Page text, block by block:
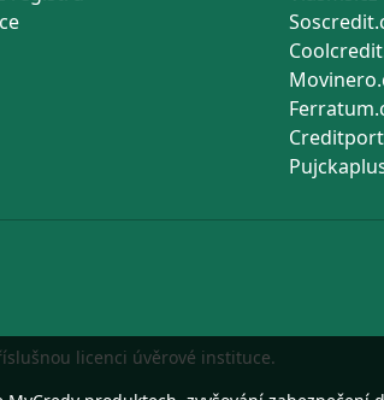
licenci úvěrové instituce.